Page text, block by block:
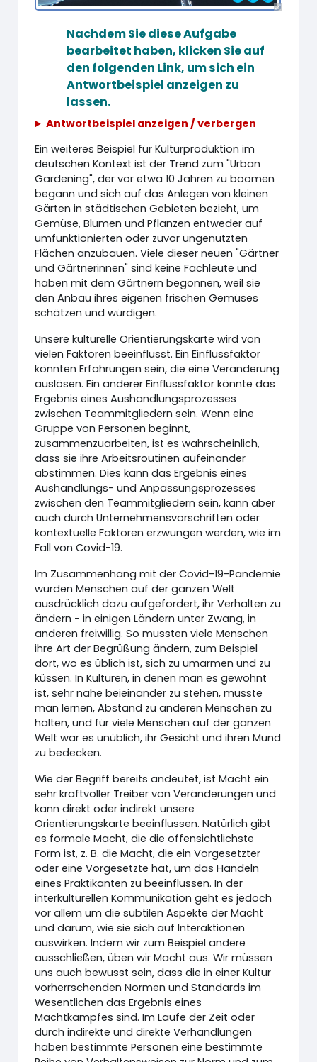
Nachdem Sie diese Aufgabe
bearbeitet haben, klicken Sie auf
den folgenden Link, um sich ein
Antwortbeispiel anzeigen zu
lassen.
Antwortbeispiel anzeigen / verbergen
Ein weiteres Beispiel für Kulturproduktion im
deutschen Kontext ist der Trend zum "Urban
Gardening", der vor etwa 10 Jahren zu boomen
begann und sich auf das Anlegen von kleinen
Gärten in städtischen Gebieten bezieht, um
Gemüse, Blumen und Pflanzen entweder auf
umfunktionierten oder zuvor ungenutzten
Flächen anzubauen. Viele dieser neuen "Gärtner
und Gärtnerinnen" sind keine Fachleute und
haben mit dem Gärtnern begonnen, weil sie
den Anbau ihres eigenen frischen Gemüses
schätzen und würdigen.
Unsere kulturelle Orientierungskarte wird von
vielen Faktoren beeinflusst. Ein Einflussfaktor
könnten Erfahrungen sein, die eine Veränderung
auslösen. Ein anderer Einflussfaktor könnte das
Ergebnis eines Aushandlungsprozesses
zwischen Teammitgliedern sein. Wenn eine
Gruppe von Personen beginnt,
zusammenzuarbeiten, ist es wahrscheinlich,
dass sie ihre Arbeitsroutinen aufeinander
abstimmen. Dies kann das Ergebnis eines
Aushandlungs- und Anpassungsprozesses
zwischen den Teammitgliedern sein, kann aber
auch durch Unternehmensvorschriften oder
kontextuelle Faktoren erzwungen werden, wie im
Fall von Covid-19.
Im Zusammenhang mit der Covid-19-Pandemie
wurden Menschen auf der ganzen Welt
ausdrücklich dazu aufgefordert, ihr Verhalten zu
ändern - in einigen Ländern unter Zwang, in
anderen freiwillig. So mussten viele Menschen
ihre Art der Begrüßung ändern, zum Beispiel
dort, wo es üblich ist, sich zu umarmen und zu
küssen. In Kulturen, in denen man es gewohnt
ist, sehr nahe beieinander zu stehen, musste
man lernen, Abstand zu anderen Menschen zu
halten, und für viele Menschen auf der ganzen
Welt war es unüblich, ihr Gesicht und ihren Mund
zu bedecken.
Wie der Begriff bereits andeutet, ist Macht ein
sehr kraftvoller Treiber von Veränderungen und
kann direkt oder indirekt unsere
Orientierungskarte beeinflussen. Natürlich gibt
es formale Macht, die die offensichtlichste
Form ist, z. B. die Macht, die ein Vorgesetzter
oder eine Vorgesetzte hat, um das Handeln
eines Praktikanten zu beeinflussen. In der
interkulturellen Kommunikation geht es jedoch
vor allem um die subtilen Aspekte der Macht
und darum, wie sie sich auf Interaktionen
auswirken. Indem wir zum Beispiel andere
ausschließen, üben wir Macht aus. Wir müssen
uns auch bewusst sein, dass die in einer Kultur
vorherrschenden Normen und Standards im
Wesentlichen das Ergebnis eines
Machtkampfes sind. Im Laufe der Zeit oder
durch indirekte und direkte Verhandlungen
haben bestimmte Personen eine bestimmte